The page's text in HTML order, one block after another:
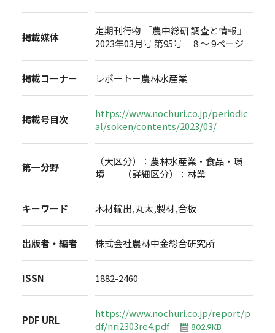
掲載媒体
定期刊行物 『農中総研 調査と情報』
2023年03月号 第95号 8 ～ 9ページ
掲載コーナー レポート－農林水産業
掲載号目次
https://www.nochuri.co.jp/periodic
al/soken/contents/2023/03/
第一分野
（大区分）：農林水産業・食品・環
境 （詳細区分）：林業
キーワード 木材輸出,丸太,製材,合板
出版者・編者 株式会社農林中金総合研究所
ISSN 1882-2460
PDF URL
https://www.nochuri.co.jp/report/p
df/nri2303re4.pdf
802.9KB